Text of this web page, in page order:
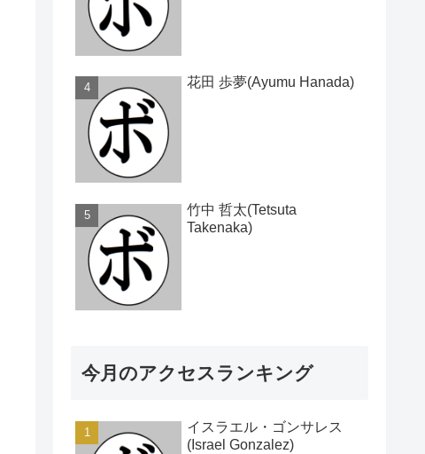
花田 歩夢(Ayumu Hanada)
竹中 哲太(Tetsuta
Takenaka)
今月のアクセスランキング
イスラエル・ゴンサレス
(Israel Gonzalez)